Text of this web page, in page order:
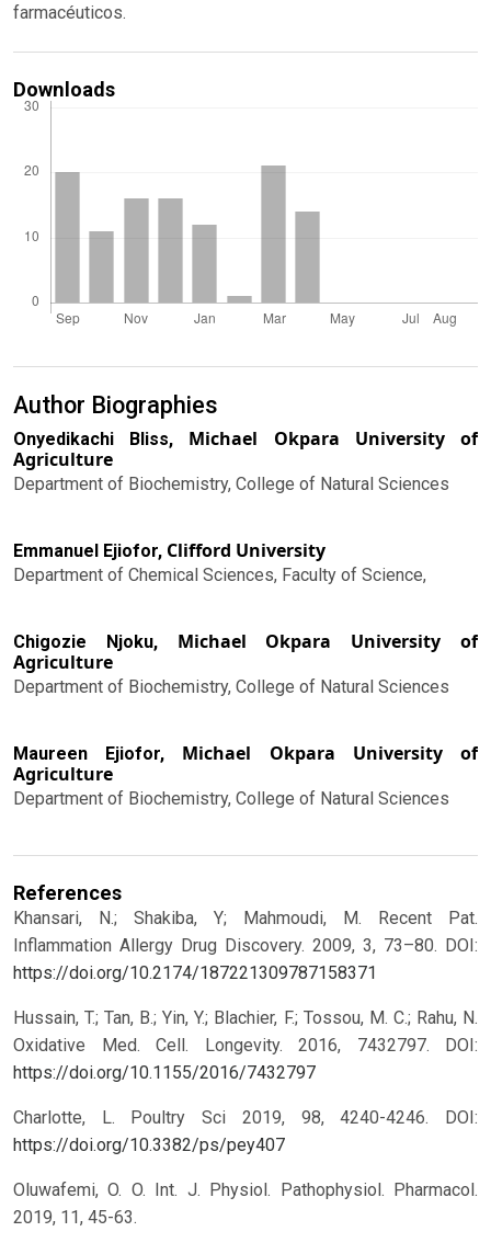
farmacéuticos.
Downloads
Author Biographies
Onyedikachi Bliss, Michael Okpara University of
Agriculture
Department of Biochemistry, College of Natural Sciences
Emmanuel Ejiofor, Clifford University
Department of Chemical Sciences, Faculty of Science,
Chigozie Njoku, Michael Okpara University of
Agriculture
Department of Biochemistry, College of Natural Sciences
Maureen Ejiofor, Michael Okpara University of
Agriculture
Department of Biochemistry, College of Natural Sciences
References
Khansari, N.; Shakiba, Y; Mahmoudi, M. Recent Pat.
Inflammation Allergy Drug Discovery. 2009, 3, 73–80. DOI:
https://doi.org/10.2174/187221309787158371
Hussain, T.; Tan, B.; Yin, Y.; Blachier, F.; Tossou, M. C.; Rahu, N.
Oxidative Med. Cell. Longevity. 2016, 7432797. DOI:
https://doi.org/10.1155/2016/7432797
Charlotte, L. Poultry Sci 2019, 98, 4240-4246. DOI:
https://doi.org/10.3382/ps/pey407
Oluwafemi, O. O. Int. J. Physiol. Pathophysiol. Pharmacol.
2019, 11, 45-63.